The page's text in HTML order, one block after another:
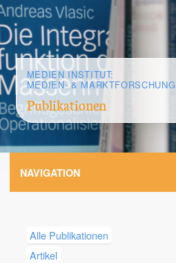
MEDIEN INSTITUT:
MEDIEN- & MARKTFORSCHUNG
Publikationen
NAVIGATION
Alle Publikationen
Artikel